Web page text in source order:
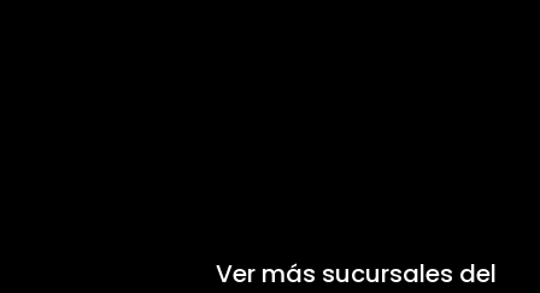
Ver más sucursales del